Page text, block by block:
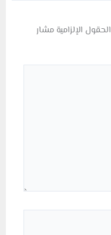
الحقول الإلزامية مشار